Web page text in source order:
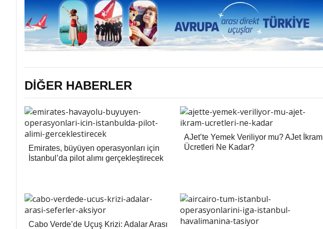
DİĞER HABERLER
Emirates, büyüyen operasyonları için
İstanbul’da pilot alımı gerçekleştirecek
AJet’te Yemek Veriliyor mu? AJet İkram
Ücretleri Ne Kadar?
Cabo Verde’de Uçuş Krizi: Adalar Arası